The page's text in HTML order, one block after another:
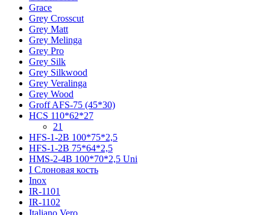
Grace
Grey Crosscut
Grey Matt
Grey Melinga
Grey Pro
Grey Silk
Grey Silkwood
Grey Veralinga
Grey Wood
Groff AFS-75 (45*30)
HCS 110*62*27
21
HFS-1-2B 100*75*2,5
HFS-1-2B 75*64*2,5
HMS-2-4B 100*70*2,5 Uni
I Слоновая кость
Inox
IR-1101
IR-1102
Italiano Vero